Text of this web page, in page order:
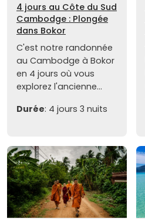
4 jours au Côte du Sud
Cambodge : Plongée
dans Bokor
C'est notre randonnée
au Cambodge à Bokor
en 4 jours où vous
explorez l'ancienne...
Durée: 4 jours 3 nuits